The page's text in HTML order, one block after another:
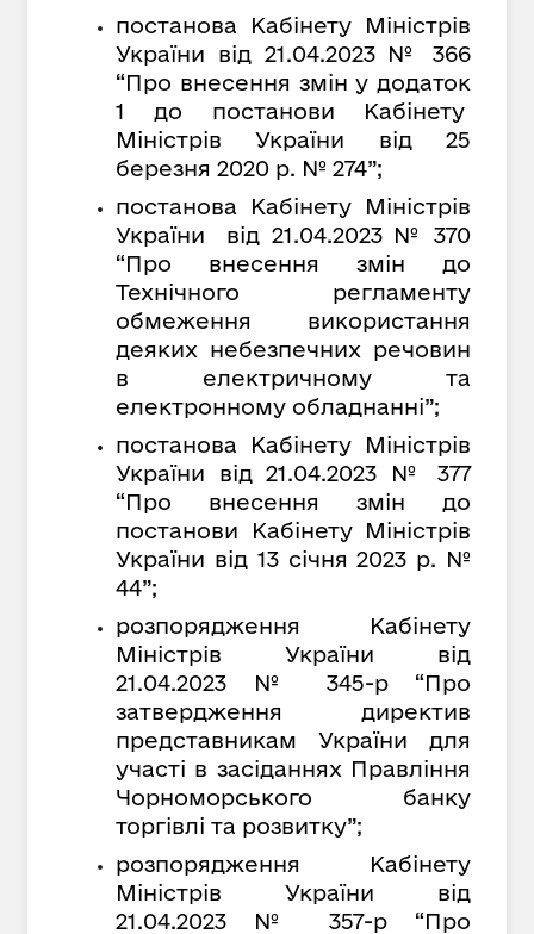
постанова Кабінету Міністрів
України від 21.04.2023 № 366
“Про внесення змін у додаток
1 до постанови Кабінету
Міністрів України від 25
березня 2020 р. № 274”;
постанова Кабінету Міністрів
України від 21.04.2023 № 370
“Про внесення змін до
Технічного регламенту
обмеження використання
деяких небезпечних речовин
в електричному та
електронному обладнанні”;
постанова Кабінету Міністрів
України від 21.04.2023 № 377
“Про внесення змін до
постанови Кабінету Міністрів
України від 13 січня 2023 р. №
44”;
розпорядження Кабінету
Міністрів України від
21.04.2023 № 345-р “Про
затвердження директив
представникам України для
участі в засіданнях Правління
Чорноморського банку
торгівлі та розвитку”;
розпорядження Кабінету
Міністрів України від
21.04.2023 № 357-р “Про